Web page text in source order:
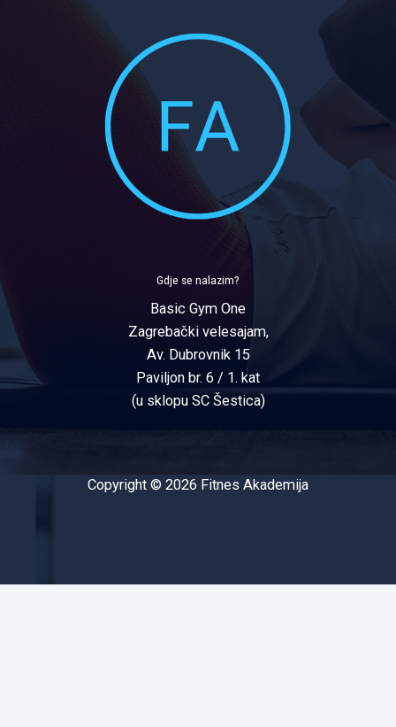
Gdje se nalazim?
Basic Gym One
Zagrebački velesajam,
Av. Dubrovnik 15
Paviljon br. 6 / 1. kat
(u sklopu SC Šestica)
Copyright © 2026 Fitnes Akademija